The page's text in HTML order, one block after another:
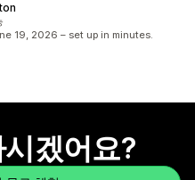
19, 2026 – set up in minutes.
겠어요?